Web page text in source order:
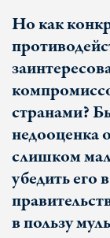
Но как
странами?
недооценка
слишком
убедить
в пользу